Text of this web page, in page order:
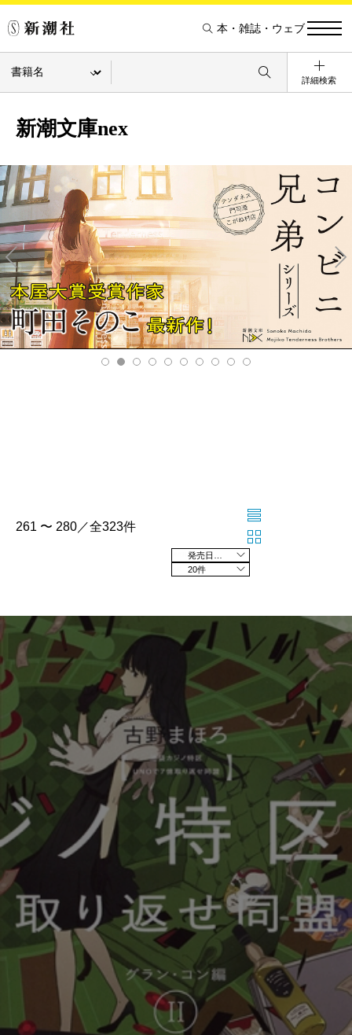
本・雑誌・ウェブ
詳細検索
新潮文庫nex
Pre
v
xt
261 〜 280／全323件
20件